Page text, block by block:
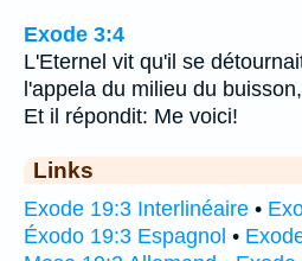
Exode 3:4
L'Eternel vit qu'il se
l'appela du milieu du
Et il répondit: Me voici!
Links
Exode 19:3 Interlinéaire •
Éxodo 19:3 Espagnol •